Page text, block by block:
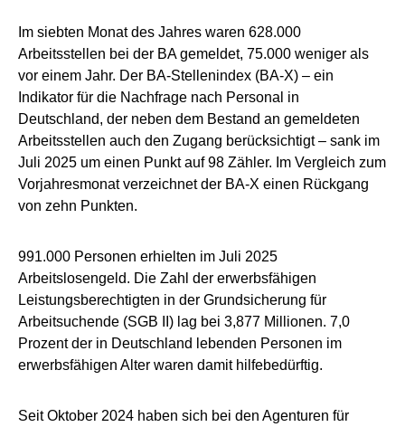
Im siebten Monat des Jahres waren 628.000
Arbeitsstellen bei der BA gemeldet, 75.000 weniger als
vor einem Jahr. Der BA-Stellenindex (BA-X) – ein
Indikator für die Nachfrage nach Personal in
Deutschland, der neben dem Bestand an gemeldeten
Arbeitsstellen auch den Zugang berücksichtigt – sank im
Juli 2025 um einen Punkt auf 98 Zähler. Im Vergleich zum
Vorjahresmonat verzeichnet der BA-X einen Rückgang
von zehn Punkten.
991.000 Personen erhielten im Juli 2025
Arbeitslosengeld. Die Zahl der erwerbsfähigen
Leistungsberechtigten in der Grundsicherung für
Arbeitsuchende (SGB II) lag bei 3,877 Millionen. 7,0
Prozent der in Deutschland lebenden Personen im
erwerbsfähigen Alter waren damit hilfebedürftig.
Seit Oktober 2024 haben sich bei den Agenturen für